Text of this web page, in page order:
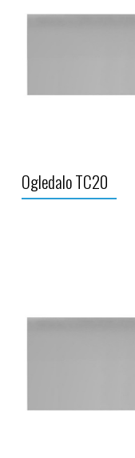
Ogledalo TC20